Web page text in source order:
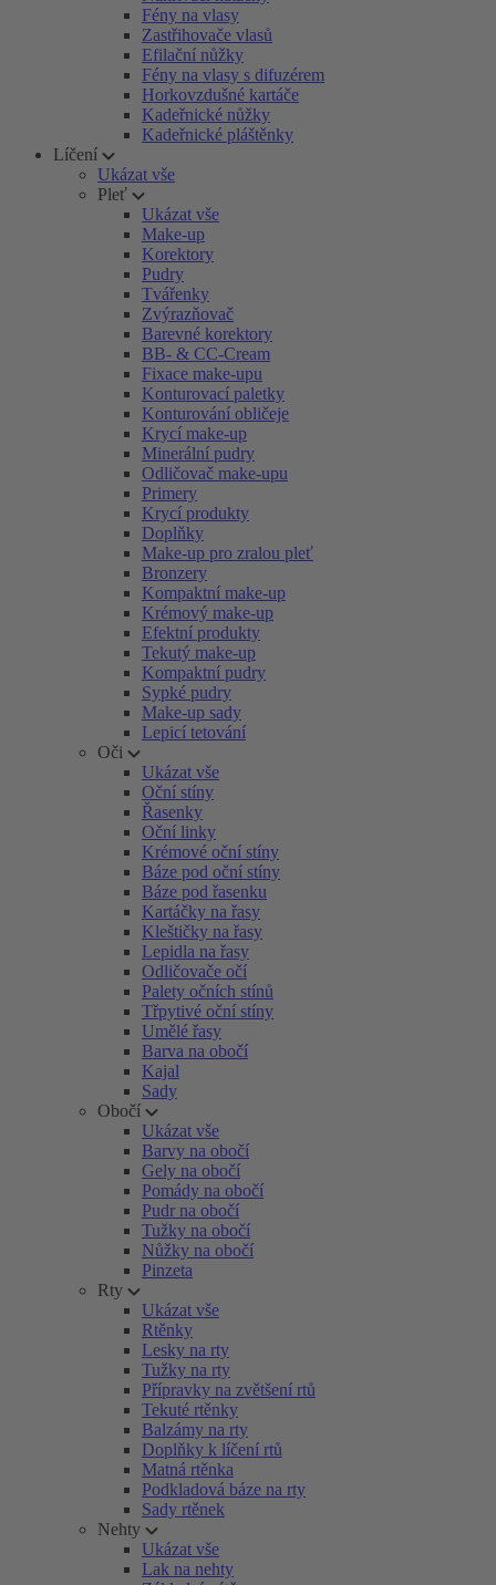
Fény na vlasy
Zastřihovače vlasů
Efilační nůžky
Fény na vlasy s difuzérem
Horkovzdušné kartáče
Kadeřnické nůžky
Kadeřnické pláštěnky
Líčení
Ukázat vše
Pleť
Ukázat vše
Make-up
Korektory
Pudry
Tvářenky
Zvýrazňovač
Barevné korektory
BB- & CC-Cream
Fixace make-upu
Konturovací paletky
Konturování obličeje
Krycí make-up
Minerální pudry
Odličovač make-upu
Primery
Krycí produkty
Doplňky
Make-up pro zralou pleť
Bronzery
Kompaktní make-up
Krémový make-up
Efektní produkty
Tekutý make-up
Kompaktní pudry
Sypké pudry
Make-up sady
Lepicí tetování
Oči
Ukázat vše
Oční stíny
Řasenky
Oční linky
Krémové oční stíny
Báze pod oční stíny
Báze pod řasenku
Kartáčky na řasy
Kleštičky na řasy
Lepidla na řasy
Odličovače očí
Palety očních stínů
Třpytivé oční stíny
Umělé řasy
Barva na obočí
Kajal
Sady
Obočí
Ukázat vše
Barvy na obočí
Gely na obočí
Pomády na obočí
Pudr na obočí
Tužky na obočí
Nůžky na obočí
Pinzeta
Rty
Ukázat vše
Rtěnky
Lesky na rty
Tužky na rty
Přípravky na zvětšení rtů
Tekuté rtěnky
Balzámy na rty
Doplňky k líčení rtů
Matná rtěnka
Podkladová báze na rty
Sady rtěnek
Nehty
Ukázat vše
Lak na nehty